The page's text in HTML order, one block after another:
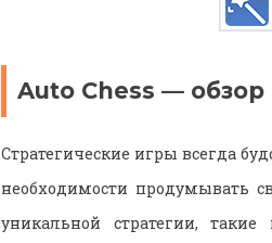
Auto Chess — обзор
Стратегические игры всегда
необходимости продумывать
уникальной стратегии,